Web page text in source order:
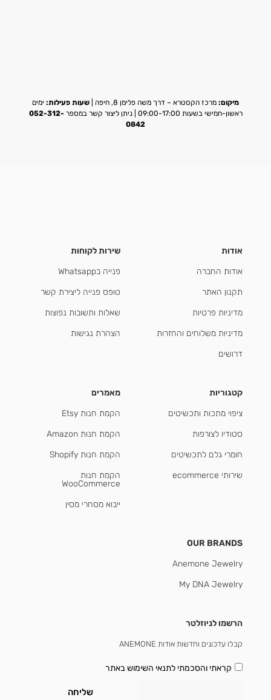
מיקום: מרכז הקסטרא – דרך משה פלימן 8, חיפה | שעות פעילות: ימים
ראשון-חמישי בשעות 09:00-17:00 | ניתן ליצור קשר במספר
052-312-
0842
אודות
אודות החברה
תקנון האתר
מדיניות פרטיות
מדיניות משלוחים והחזרות
דרושים
שירות לקוחות
פנייה בWhatsapp
טופס פנייה ליצירת קשר
שאלות ותשובות נפוצות
הצהרת נגישות
קטגוריות
ציפוי מתכות ותכשיטים
סטודיו לצורפות
חומרי גלם לתכשיטים
שירותי ecommerce
מאמרים
הקמת חנות Etsy
הקמת חנות Amazon
הקמת חנות Shopify
הקמת חנות
WooCommerce
ייבוא מסחרי מסין
OUR BRANDS
Anemone Jewelry
My DNA Jewelry
הרשמו לניוזלטר
קבלו עדכונים וחדשות אודות ANEMONE
קראתי והסכמתילתנאי השימוש באתר
שליחה